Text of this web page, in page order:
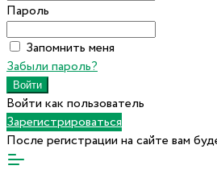
Пароль
Запомнить меня
Забыли пароль?
Войти как пользователь
Зарегистрироваться
После регистрации на сайте вам